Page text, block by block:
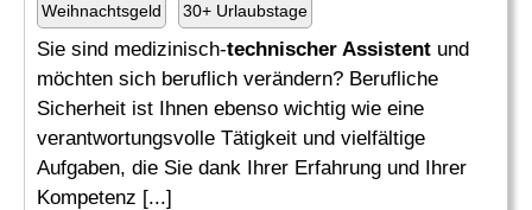
Weihnachtsgeld 30+ Urlaubstage
Sie sind medizinisch-technischer Assistent und
möchten sich beruflich verändern? Berufliche
Sicherheit ist Ihnen ebenso wichtig wie eine
verantwortungsvolle Tätigkeit und vielfältige
Aufgaben, die Sie dank Ihrer Erfahrung und Ihrer
Kompetenz [...]